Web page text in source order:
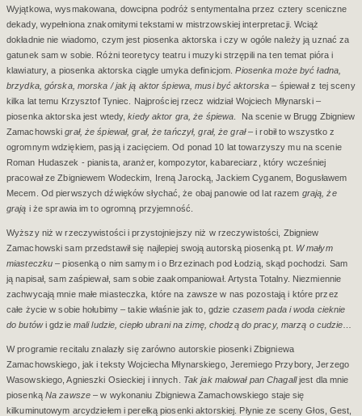
Wyjątkowa, wysmakowana, dowcipna podróż sentymentalna przez cztery sceniczne
dekady, wypełniona znakomitymi tekstami w mistrzowskiej interpretacji. Wciąż
dokładnie nie wiadomo, czym jest piosenka aktorska i czy w ogóle należy ją uznać za
gatunek sam w sobie. Różni teoretycy teatru i muzyki strzępili na ten temat pióra i
klawiatury, a piosenka aktorska ciągle umyka definicjom.Piosenka może być ładna,
brzydka, górska, morska / jak ją aktor śpiewa, musi być aktorska – śpiewał z tej sceny
kilka lat temu Krzysztof Tyniec. Najprościej rzecz widział Wojciech Młynarski –
piosenka aktorska jest wtedy,kiedy aktor gra, że śpiewa
Na scenie w Brugg Zbigniew
Zamachowskigrał, że śpiewał, grał, że tańczył, grał, że grał– i robił to wszystko z
ogromnym wdziękiem, pasją i zacięciem. Od ponad 10 lat towarzyszy mu na scenie
Roman Hudaszek - pianista, aranżer, kompozytor, kabareciarz, który wcześniej
pracował ze Zbigniewem Wodeckim, Ireną Jarocką, Jackiem Cyganem, Bogusławem
Mecem. Od pierwszych dźwięków słychać, że obaj panowie od lat razem grają, że
grają i że sprawia im to ogromną przyjemność.
Wyższy niż w rzeczywistości i przystojniejszy niż w rzeczywistości, Zbigniew
Zamachowski sam przedstawił się najlepiej swoją autorską piosenką pt. W małym
miasteczku – piosenką o nim samym i o Brzezinach pod Łodzią, skąd pochodzi. Sam
ją napisał, sam zaśpiewał, sam sobie zaakompaniował. Artysta Totalny. Niezmiennie
zachwycają mnie małe miasteczka, które na zawsze w nas pozostają i które przez
całe życie w sobie hołubimy – takie właśnie jak to, gdzie czasem pada i woda cieknie
do butówi gdzie mali ludzie, ciepło ubrani na zimę, chodzą do pracy, marzą o cudzie
W programie recitalu znalazły się zarówno autorskie piosenki Zbigniewa
Zamachowskiego, jak i teksty Wojciecha Młynarskiego, Jeremiego Przybory, Jerzego
Wasowskiego, Agnieszki Osieckiej i innych. Tak jak malował pan Chagalljest dla mnie
piosenkąNa zawsze – w wykonaniu Zbigniewa Zamachowskiego staje się
kilkuminutowym arcydziełem i perełką piosenki aktorskiej. Płynie ze sceny Głos, Gest,